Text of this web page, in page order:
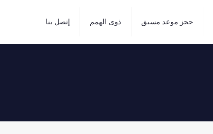
حجز موعد مسبق ذوى الهمم إتصل بنا